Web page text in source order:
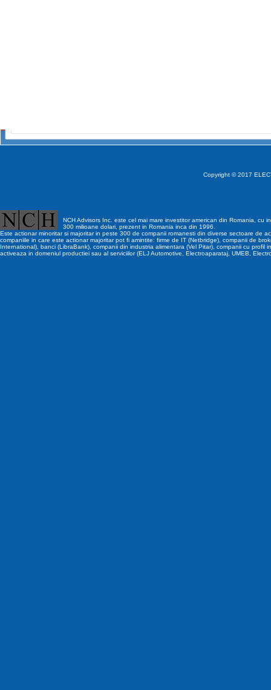
Copyright © 2017
NCH Advisors Inc. este cel mai mare investitor american din Romania, cu
300 milioane dolari, prezent in Romania inca din 1996.
Este actionar minoritar si majoritar in peste 300 de companii romanesti din diverse sectoare de
companiile in care este actionar majoritar pot fi amintite: firme de IT (Netbridge), companii de
International), banci (LibraBank), companii din industria alimentara (Vel Pitar), companii cu profil
activeaza in domeniul productiei sau al serviciilor (ELJ Automotive, Electroaparataj, UMEB,